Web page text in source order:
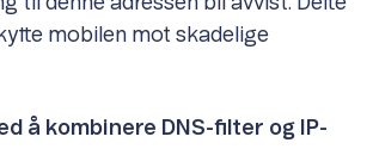
mobilen mot skadelige
å kombinere DNS-filter og IP-